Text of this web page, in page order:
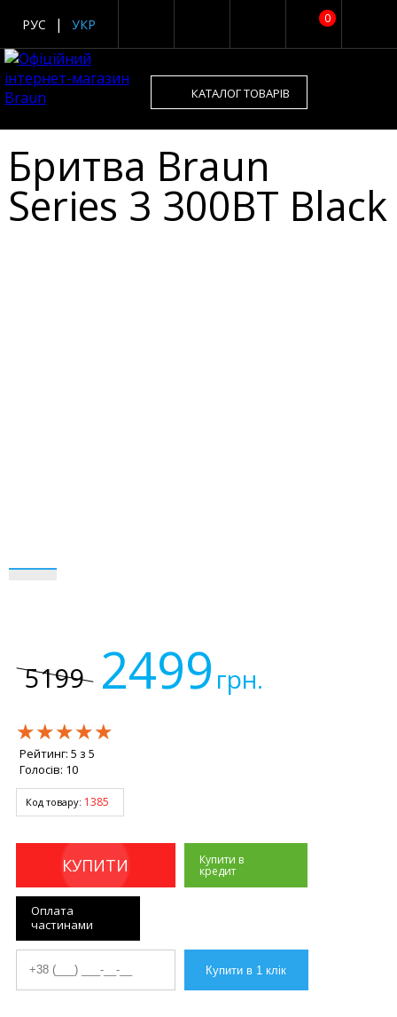
0
РУС УКР
КАТАЛОГ ТОВАРІВ
Бритва Braun
Series 3 300BT Black
5199 2499 грн.
★★★★★
★★★★★
★★★★★
Рейтинг: 5 з 5
Голосів: 10
Код товару: 1385
КУПИТИ Купити в
кредит
Оплата
частинами